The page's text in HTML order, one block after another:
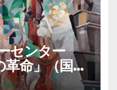
センター
命」（国立